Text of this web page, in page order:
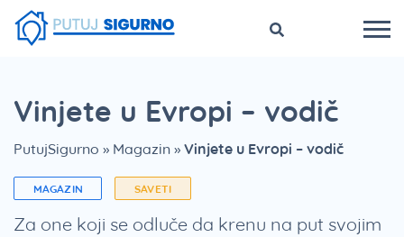
Vinjete u Evropi – vodič
PutujSigurno » Magazin » Vinjete u Evropi – vodič
MAGAZIN SAVETI
Za one koji se odluče da krenu na put svojim